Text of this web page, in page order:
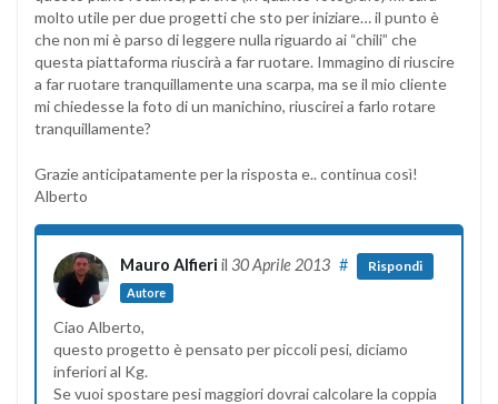
molto utile per due progetti che sto per iniziare… il punto è
che non mi è parso di leggere nulla riguardo ai “chili” che
questa piattaforma riuscirà a far ruotare. Immagino di riuscire
a far ruotare tranquillamente una scarpa, ma se il mio cliente
mi chiedesse la foto di un manichino, riuscirei a farlo rotare
tranquillamente?
Grazie anticipatamente per la risposta e.. continua così!
Alberto
Mauro Alfieri il 30 Aprile 2013
Autore
# Rispondi
Ciao Alberto,
questo progetto è pensato per piccoli pesi, diciamo
inferiori al Kg.
Se vuoi spostare pesi maggiori dovrai calcolare la coppia